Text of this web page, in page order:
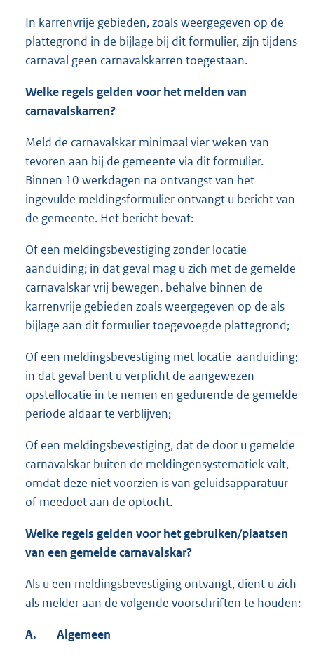
In karrenvrije gebieden, zoals weergegeven op de
plattegrond in de bijlage bij dit formulier, zijn tijdens
carnaval geen carnavalskarren toegestaan.
Welke regels gelden voor het melden van
carnavalskarren?
Meld de carnavalskar minimaal vier weken van
tevoren aan bij de gemeente via dit formulier.
Binnen 10 werkdagen na ontvangst van het
ingevulde meldingsformulier ontvangt u bericht van
de gemeente. Het bericht bevat:
Of een meldingsbevestiging zonder locatie-
aanduiding; in dat geval mag u zich met de gemelde
carnavalskar vrij bewegen, behalve binnen de
karrenvrije gebieden zoals weergegeven op de als
bijlage aan dit formulier toegevoegde plattegrond;
Of een meldingsbevestiging met locatie-aanduiding;
in dat geval bent u verplicht de aangewezen
opstellocatie in te nemen en gedurende de gemelde
periode aldaar te verblijven;
Of een meldingsbevestiging, dat de door u gemelde
carnavalskar buiten de meldingensystematiek valt,
omdat deze niet voorzien is van geluidsapparatuur
of meedoet aan de optocht.
Welke regels gelden voor het gebruiken/plaatsen
van een gemelde carnavalskar?
Als u een meldingsbevestiging ontvangt, dient u zich
als melder aan de volgende voorschriften te houden:
A. Algemeen